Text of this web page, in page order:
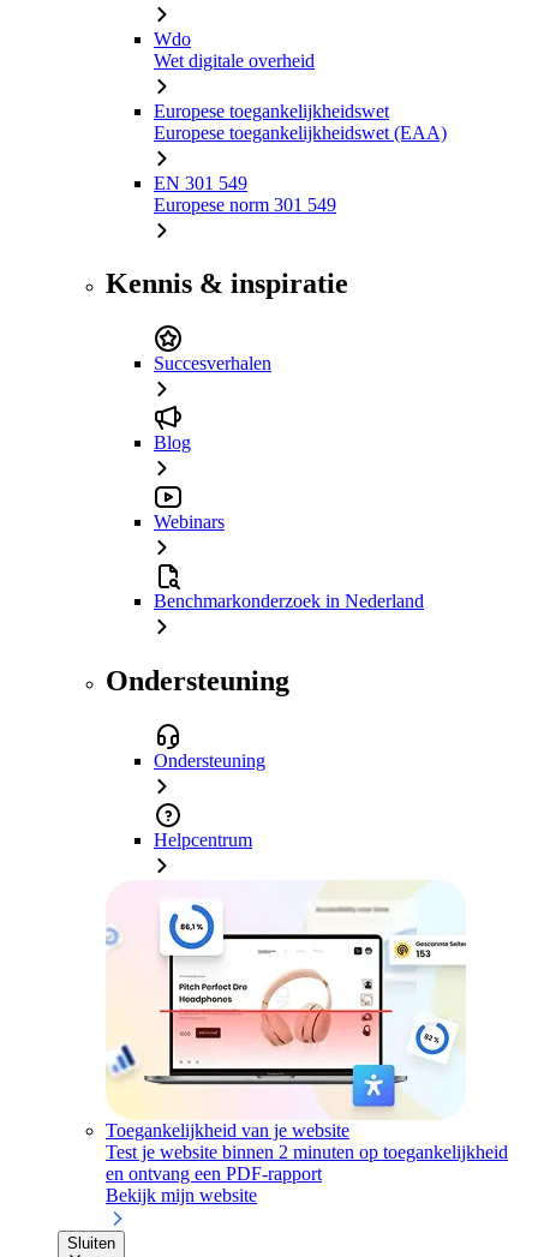
Wdo
Wet digitale overheid
Europese toegankelijkheidswet
Europese toegankelijkheidswet (EAA)
EN 301 549
Europese norm 301 549
Kennis & inspiratie
Succesverhalen
Blog
Webinars
Benchmarkonderzoek in Nederland
Ondersteuning
Ondersteuning
Helpcentrum
Toegankelijkheid van je website
Test je website binnen 2 minuten op toegankelijkheid
en ontvang een PDF-rapport
Bekijk mijn website
Sluiten